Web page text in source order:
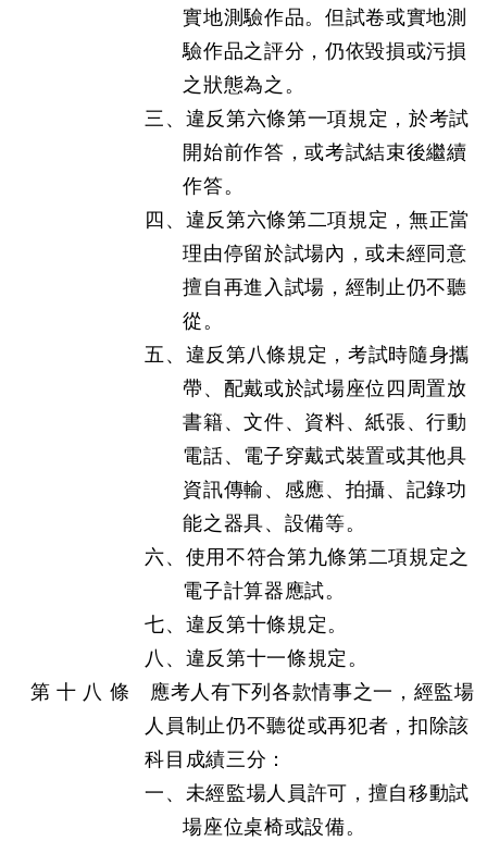
實地測驗作品。但試卷或實地測
驗作品之評分，仍依毀損或污損
之狀態為之。
三、違反第六條第一項規定，於考試
開始前作答，或考試結束後繼續
作答。
四、違反第六條第二項規定，無正當
理由停留於試場內，或未經同意
擅自再進入試場，經制止仍不聽
從。
五、違反第八條規定，考試時隨身攜
帶、配戴或於試場座位四周置放
書籍、文件、資料、紙張、行動
電話、電子穿戴式裝置或其他具
資訊傳輸、感應、拍攝、記錄功
能之器具、設備等。
六、使用不符合第九條第二項規定之
電子計算器應試。
七、違反第十條規定。
八、違反第十一條規定。
第 十 八 條 應考人有下列各款情事之一，經監場
人員制止仍不聽從或再犯者，扣除該
科目成績三分：
一、未經監場人員許可，擅自移動試
場座位桌椅或設備。